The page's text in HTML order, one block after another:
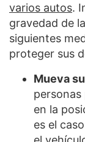
varios autos.
gravedad de
siguientes
proteger sus
Mueva
personas
en la
es el